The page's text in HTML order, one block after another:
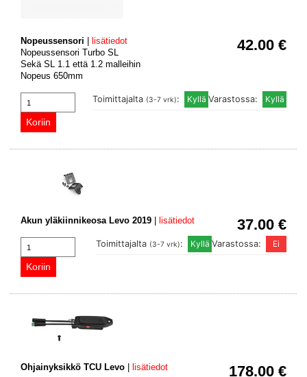
42.00 €
Nopeussensori
lisätiedot
Nopeussensori Turbo SL
Sekä SL 1.1 että 1.2 malleihin
Nopeus 650mm
Varastossa:
Toimittajalta (3-7 vrk):
37.00 €
Akun yläkiinnikeosa Levo 2019 lisätiedot
Varastossa:
Toimittajalta (3-7 vrk):
178.00 €
Ohjainyksikkö TCU Levo lisätiedot